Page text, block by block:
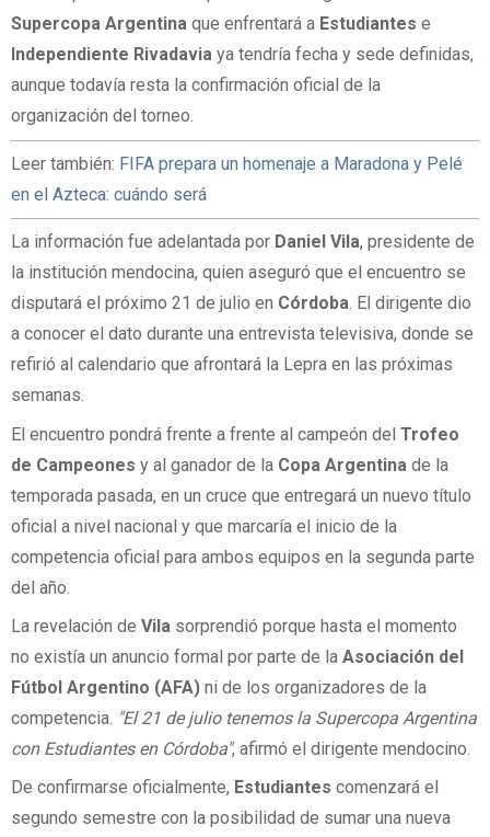
Supercopa Argentina que enfrentará a Estudiantes e
Independiente Rivadavia ya tendría fecha y sede definidas,
aunque todavía resta la confirmación oficial de la
organización del torneo.
Leer también: FIFA prepara un homenaje a Maradona y Pelé
en el Azteca: cuándo será
La información fue adelantada por Daniel Vila, presidente de
la institución mendocina, quien aseguró que el encuentro se
disputará el próximo 21 de julio en Córdoba. El dirigente dio
a conocer el dato durante una entrevista televisiva, donde se
refirió al calendario que afrontará la Lepra en las próximas
semanas.
El encuentro pondrá frente a frente al campeón del Trofeo
de Campeones y al ganador de la Copa Argentina de la
temporada pasada, en un cruce que entregará un nuevo título
oficial a nivel nacional y que marcaría el inicio de la
competencia oficial para ambos equipos en la segunda parte
del año.
La revelación de Vila sorprendió porque hasta el momento
no existía un anuncio formal por parte de la Asociación del
Fútbol Argentino (AFA) ni de los organizadores de la
competencia. "El 21 de julio tenemos la Supercopa Argentina
con Estudiantes en Córdoba", afirmó el dirigente mendocino.
De confirmarse oficialmente, Estudiantes comenzará el
segundo semestre con la posibilidad de sumar una nueva